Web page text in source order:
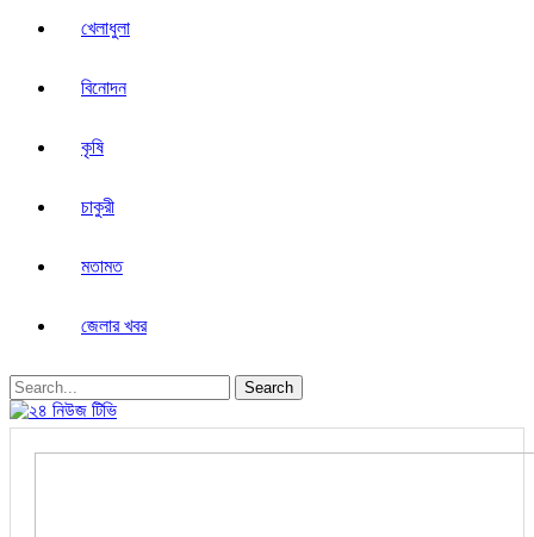
খেলাধুলা
বিনোদন
কৃষি
চাকুরী
মতামত
জেলার খবর